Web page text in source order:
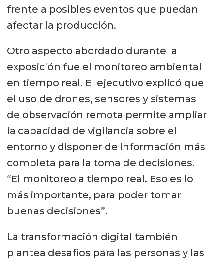
frente a posibles eventos que puedan
afectar la producción.
Otro aspecto abordado durante la
exposición fue el monitoreo ambiental
en tiempo real. El ejecutivo explicó que
el uso de drones, sensores y sistemas
de observación remota permite ampliar
la capacidad de vigilancia sobre el
entorno y disponer de información más
completa para la toma de decisiones.
“El monitoreo a tiempo real. Eso es lo
más importante, para poder tomar
buenas decisiones”.
La transformación digital también
plantea desafíos para las personas y las